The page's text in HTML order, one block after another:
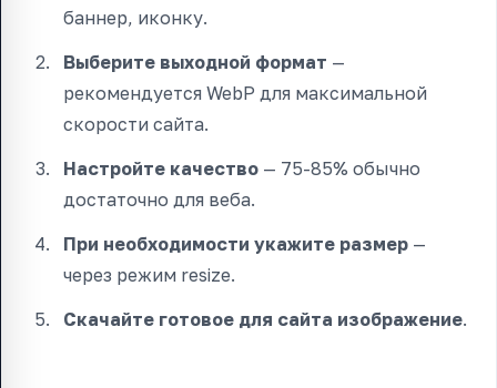
баннер, иконку.
Выберите выходной формат —
рекомендуется WebP для максимальной
скорости сайта.
Настройте качество — 75-85% обычно
достаточно для веба.
При необходимости укажите размер —
через режим resize.
Скачайте готовое для сайта изображение.